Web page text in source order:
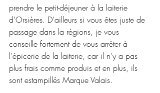
prendre le petit-déjeuner à la laiterie
d’Orsières. D'ailleurs si vous êtes juste de
passage dans la régions, je vous
conseille fortement de vous arrêter à
l'épicerie de la laiterie, car il n'y a pas
plus frais comme produis et en plus, ils
sont estampillés Marque Valais.